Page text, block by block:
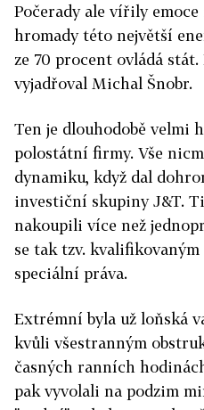
Počerady ale vířily
hromady této největší
ze 70 procent ovládá
vyjadřoval Michal Šnobr.
Ten je dlouhodobě velmi
polostátní firmy. Vše
dynamiku, když dal
investiční skupiny J&T.
nakoupili více než
se tak tzv.
speciální práva.
Extrémní byla už loňská
kvůli všestranným
časných ranních
pak vyvolali na podzim